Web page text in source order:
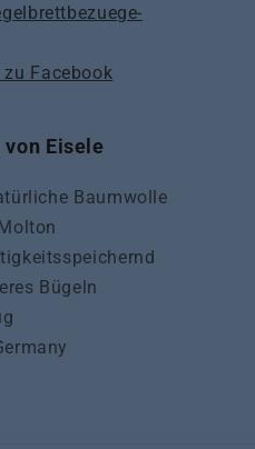
zu Facebook
Eisele
Baumwolle
Bügeln